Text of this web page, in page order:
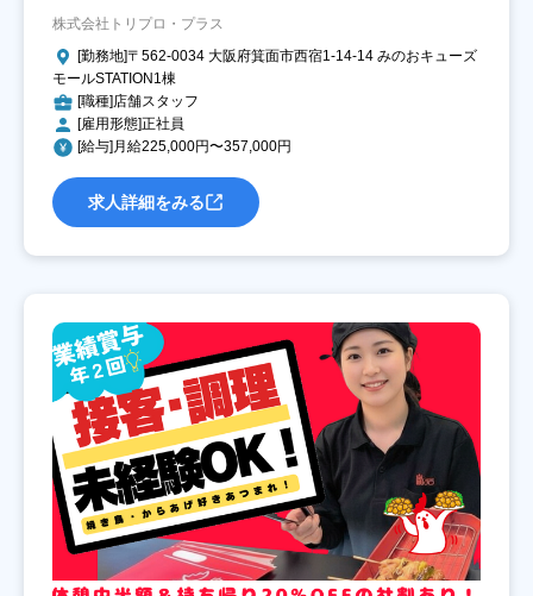
株式会社トリプロ・プラス
[勤務地]〒562-0034 大阪府箕面市西宿1-14-14 みのおキューズ
モールSTATION1棟
[職種]店舗スタッフ
[雇用形態]正社員
[給与]月給225,000円〜357,000円
求人詳細をみる